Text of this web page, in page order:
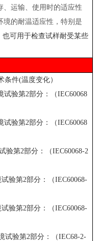
、运输、使用时的适应性
境的耐温适应性，特别是
也可用于检查试样耐受某些
条件(温度变化）
试验第2部分：（IEC60068
试验第2部分：（IEC60068
验第2部分：（IEC60068-2
验第2部分：（IEC60068-
验第2部分：（IEC60068-
试验第2部分：（IEC68-2-